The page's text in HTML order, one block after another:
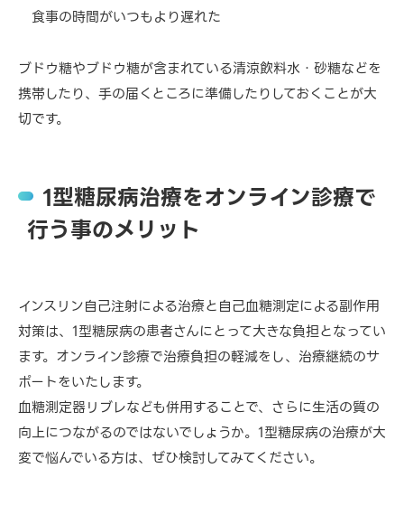
食事の時間がいつもより遅れた
ブドウ糖やブドウ糖が含まれている清涼飲料水・砂糖などを
携帯したり、手の届くところに準備したりしておくことが大
切です。
1型糖尿病治療をオンライン診療で
行う事のメリット
インスリン自己注射による治療と自己血糖測定による副作用
対策は、1型糖尿病の患者さんにとって大きな負担となってい
ます。オンライン診療で治療負担の軽減をし、治療継続のサ
ポートをいたします。
血糖測定器リブレなども併用することで、さらに生活の質の
向上につながるのではないでしょうか。1型糖尿病の治療が大
変で悩んでいる方は、ぜひ検討してみてください。